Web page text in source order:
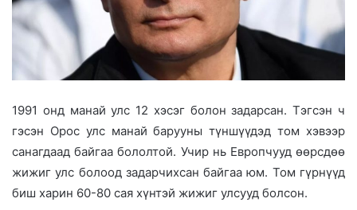
1991 онд манай улс 12 хэсэг болон задарсан. Тэгсэн ч
гэсэн Орос улс манай барууны түншүүдэд том хэвээр
санагдаад байгаа бололтой. Учир нь Европчууд өөрсдөө
жижиг улс болоод задарчихсан байгаа юм. Том гүрнүүд
биш харин 60-80 сая хүнтэй жижиг улсууд болсон.